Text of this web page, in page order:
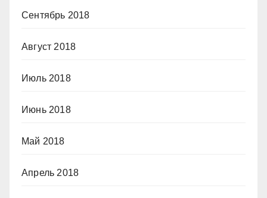
Сентябрь 2018
Август 2018
Июль 2018
Июнь 2018
Май 2018
Апрель 2018